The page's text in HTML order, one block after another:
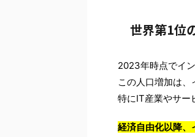
世界第1位
2023年時点でイ
この人口増加は、
特にIT産業やサー
経済自由化以降、